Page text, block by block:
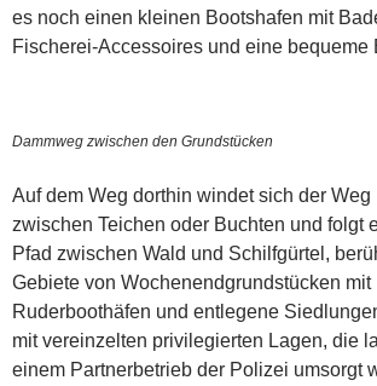
es noch einen kleinen Bootshafen mit
Fischerei-Accessoires und eine bequeme
Dammweg zwischen den Grundstücken
Auf dem Weg dorthin windet sich der Weg
zwischen Teichen oder Buchten und folgt
Pfad zwischen Wald und Schilfgürtel,
Gebiete von Wochenendgrundstücken mit
Ruderboothäfen und entlegene
mit vereinzelten privilegierten Lagen, die
einem Partnerbetrieb der Polizei umsorgt